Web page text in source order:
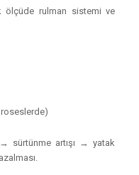
ölçüde rulman sistemi ve
sürtünme artışı → yatak